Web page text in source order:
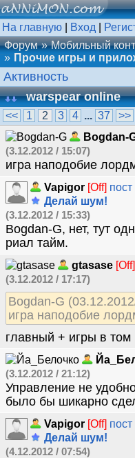
На главную Вход
Форум
Мобильный
Прочие игры и
Активность
warspear online
<< 1 2 3 4 ... 37
>>
Bogdan-
(3.12.2012 / 15:07)
игра наподобие
Vapigor [Off] пост
Делай шум!
(3.12.2012 / 15:33)
Bogdan-G, нет, тут
риал тайм.
gtasase [Off]
(3.12.2012 / 17:17)
Bogdan-G
игра наподобие
главный + игры в том
(3.12.2012 / 21:12)
Управление не
было бы шикарно
Vapigor [Off] пост
Делай шум!
(4.12.2012 / 07:54)